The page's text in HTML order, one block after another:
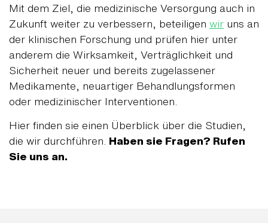
Mit dem Ziel, die medizinische Versorgung auch in
Zukunft weiter zu verbessern, beteiligen wir uns an
der klinischen Forschung und prüfen hier unter
anderem die Wirksamkeit, Verträglichkeit und
Sicherheit neuer und bereits zugelassener
Medikamente, neuartiger Behandlungsformen
oder medizinischer Interventionen.
Hier finden sie einen Überblick über die Studien,
die wir durchführen. Haben sie Fragen? Rufen
Sie uns an.